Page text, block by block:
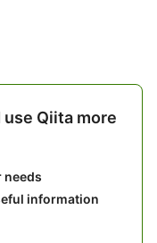
use Qiita more
needs
information